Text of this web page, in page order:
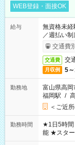
WEB登録・面接OK
給与
無資格未
／週払い
了次第の
交通費
交通費 交
月収例 5
勤務地
富山県高岡
福岡駅 /
＜ご近
勤務時間
★1日5時間～の時短シ
能 ★スター
20:00 など 残業なし！ ※Wワ